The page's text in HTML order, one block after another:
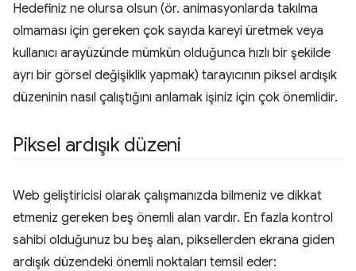
Hedefiniz ne olursa olsun (ör. animasyonlarda takılma
olmaması için gereken çok sayıda kareyi üretmek veya
kullanıcı arayüzünde mümkün olduğunca hızlı bir şekilde
ayrı bir görsel değişiklik yapmak) tarayıcının piksel ardışık
düzeninin nasıl çalıştığını anlamak işiniz için çok önemlidir.
Piksel ardışık düzeni
Web geliştiricisi olarak çalışmanızda bilmeniz ve dikkat
etmeniz gereken beş önemli alan vardır. En fazla kontrol
sahibi olduğunuz bu beş alan, piksellerden ekrana giden
ardışık düzendeki önemli noktaları temsil eder: